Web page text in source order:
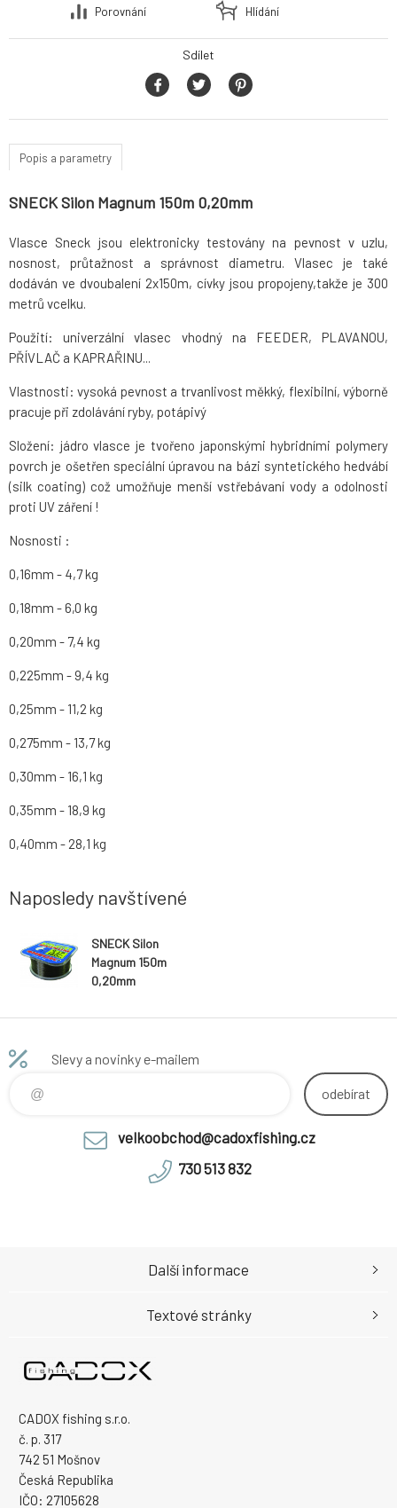
Porovnání
Hlídání
Sdílet
Popis a parametry
SNECK Silon Magnum 150m 0,20mm
Vlasce Sneck jsou elektronicky testovány na pevnost v uzlu,
nosnost, průtažnost a správnost diametru. Vlasec je také
dodáván ve dvoubalení 2x150m, cívky jsou propojeny,takže je 300
metrů vcelku.
Použití: univerzální vlasec vhodný na FEEDER, PLAVANOU,
PŘÍVLAČ a KAPRAŘINU...
Vlastnosti: vysoká pevnost a trvanlivost měkký, flexibilní, výborně
pracuje při zdolávání ryby, potápivý
Složení: jádro vlasce je tvořeno japonskými hybridními polymery
povrch je ošetřen speciální úpravou na bázi syntetického hedvábí
(silk coating) což umožňuje menší vstřebávaní vody a odolnosti
proti UV záření !
Nosnosti :
0,16mm - 4,7 kg
0,18mm - 6,0 kg
0,20mm - 7,4 kg
0,225mm - 9,4 kg
0,25mm - 11,2 kg
0,275mm - 13,7 kg
0,30mm - 16,1 kg
0,35mm - 18,9 kg
0,40mm - 28,1 kg
Naposledy navštívené
SNECK Silon
Magnum 150m
0,20mm
Slevy a novinky e-mailem
odebírat
velkoobchod@cadoxfishing.cz
730 513 832
CADOX fishing s.r.o.
č. p. 317
742 51 Mošnov
Česká Republika
IČO: 27105628
Další informace
Textové stránky